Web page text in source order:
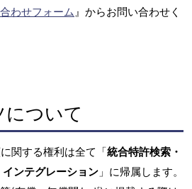
わせフォーム』からお問い合わせく
について
関する権利は全て「統合特許検索・
ンテグレーション 」に帰属します。